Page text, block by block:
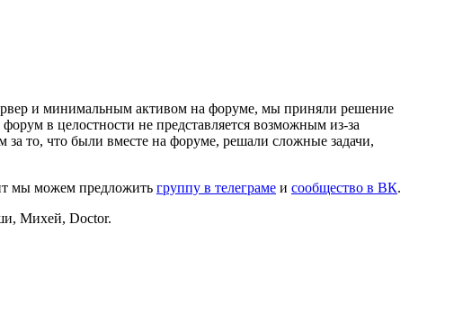
и минимальным активом на форуме, мы приняли решение
в целостности не представляется возможным из-за
то, что были вместе на форуме, решали сложные задачи,
мы можем предложить группу в телеграме и сообщество в ВК.
Михей, Doctor.